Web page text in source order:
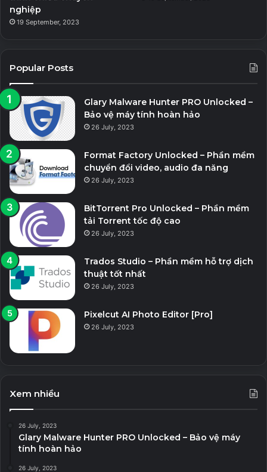
nghiệp
19 September, 2023
Popular Posts
Glary Malware Hunter PRO Unlocked –
Bảo vệ máy tính hoàn hảo
26 July, 2023
Format Factory Unlocked – Phần mềm
chuyển đổi video, audio đa năng
26 July, 2023
BitTorrent Pro Unlocked – Phần mềm
tải Torrent tốc độ cao
26 July, 2023
Trados Studio – Phần mềm hỗ trợ dịch
thuật tốt nhất
26 July, 2023
Pixelcut AI Photo Editor [Pro]
26 July, 2023
Xem nhiều
26 July, 2023
Glary Malware Hunter PRO Unlocked – Bảo vệ máy
tính hoàn hảo
26 July, 2023